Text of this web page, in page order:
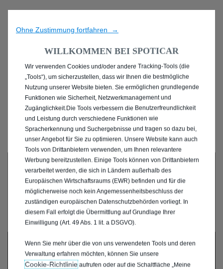
ENTDECKEN SIE ALLE
ANGEBOTE IN
HATTINGEN
UM DIESE GOOGLE MAPS-KARTE ANZUZEIGEN,
AKZEPTIEREN SIE BITTE DIE FÜR
MARKETING/WERBUNG RELEVANTEN-COOKIES.
Ohne Zustimmung fortfahren →
WILLKOMMEN BEI SPOTICAR
Wir verwenden Cookies und/oder andere Tracking-Tools (die
„Tools“), um sicherzustellen, dass wir Ihnen die bestmögliche
Nutzung unserer Website bieten. Sie ermöglichen grundlegende
Funktionen wie Sicherheit, Netzwerkmanagement und
Zugänglichkeit.Die Tools verbessern die Benutzerfreundlichkeit
und Leistung durch verschiedene Funktionen wie
Spracherkennung und Suchergebnisse und tragen so dazu bei,
unser Angebot für Sie zu optimieren. Unsere Website kann auch
Tools von Drittanbietern verwenden, um Ihnen relevantere
Werbung bereitzustellen. Einige Tools können von Drittanbietern
verarbeitet werden, die sich in Ländern außerhalb des
Europäischen Wirtschaftsraums (EWR) befinden und für die
möglicherweise noch kein Angemessenheitsbeschluss der
zuständigen europäischen Datenschutzbehörden vorliegt. In
diesem Fall erfolgt die Übermittlung auf Grundlage Ihrer
Einwilligung (Art. 49 Abs. 1 lit. a DSGVO).
Wenn Sie mehr über die von uns verwendeten Tools und deren
Verwaltung erfahren möchten, können Sie unsere
Cookie‑Richtlinieaufrufen oder auf die Schaltfläche „Meine